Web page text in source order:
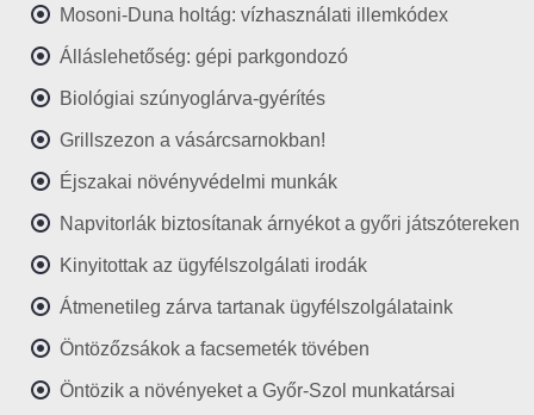
Mosoni-Duna holtág: vízhasználati illemkódex
Álláslehetőség: gépi parkgondozó
Biológiai szúnyoglárva-gyérítés
Grillszezon a vásárcsarnokban!
Éjszakai növényvédelmi munkák
Napvitorlák biztosítanak árnyékot a győri játszótereken
Kinyitottak az ügyfélszolgálati irodák
Átmenetileg zárva tartanak ügyfélszolgálataink
Öntözőzsákok a facsemeték tövében
Öntözik a növényeket a Győr-Szol munkatársai